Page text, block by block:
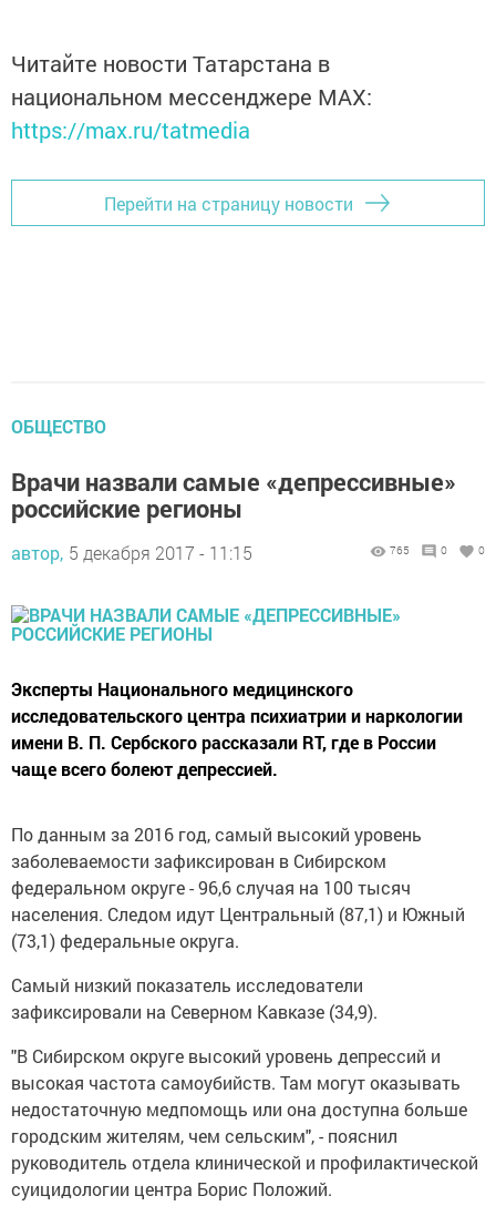
Читайте новости Татарстана в
национальном мессенджере MАХ:
https://max.ru/tatmedia
Перейти на страницу новости
ОБЩЕСТВО
Врачи назвали самые «депрессивные»
российские регионы
автор, 5 декабря 2017 - 11:15 765 0 0
Эксперты Национального медицинского
исследовательского центра психиатрии и наркологии
имени В. П. Сербского рассказали RT, где в России
чаще всего болеют депрессией.
По данным за 2016 год, самый высокий уровень
заболеваемости зафиксирован в Сибирском
федеральном округе - 96,6 случая на 100 тысяч
населения. Следом идут Центральный (87,1) и Южный
(73,1) федеральные округа.
Самый низкий показатель исследователи
зафиксировали на Северном Кавказе (34,9).
"В Сибирском округе высокий уровень депрессий и
высокая частота самоубийств. Там могут оказывать
недостаточную медпомощь или она доступна больше
городским жителям, чем сельским", - пояснил
руководитель отдела клинической и профилактической
суицидологии центра Борис Положий.